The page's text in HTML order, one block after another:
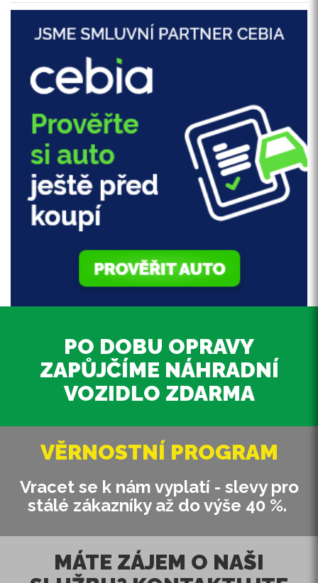
PO DOBU OPRAVY
ZAPŮJČÍME NÁHRADNÍ
VOZIDLO ZDARMA
VĚRNOSTNÍ PROGRAM
Vracet se k nám vyplatí - slevy pro
stálé zákazníky až do výše 40 %.
MÁTE ZÁJEM O NAŠI